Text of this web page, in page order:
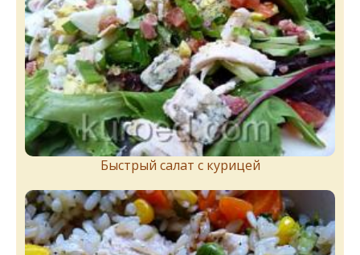
Быстрый салат с курицей